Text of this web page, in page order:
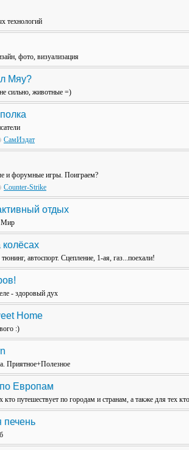
технологий
фото, визуализация
Мяу?
сильно, животные =)
СамИздат
и форумные игры. Поиграем?
Counter-Strike
отдых
Мир
автоспорт. Сцепление, 1-ая, газ...поехали!
- здоровый дух
Home
:)
Приятное+Полезное
Европам
кто путешествует по городам и странам, а также для тех
печень